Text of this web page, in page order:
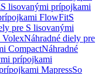
S lisovanými prípojkami
FlowFitS
pre S lisovanými
VolexNáhradné diely pre
CompactNáhradné
prípojkami
MapressSo